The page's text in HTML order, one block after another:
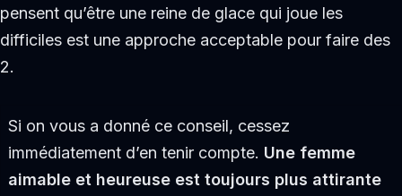
pensent qu’être une reine de glace qui joue les
difficiles est une approche acceptable pour faire des
2.
Si on vous a donné ce conseil, cessez
immédiatement d’en tenir compte. Une femme
aimable et heureuse est toujours plus attirante